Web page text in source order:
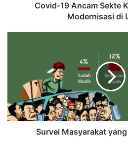
Covid-19 Ancam Sekte
Modernisasi di
Survei Masyarakat